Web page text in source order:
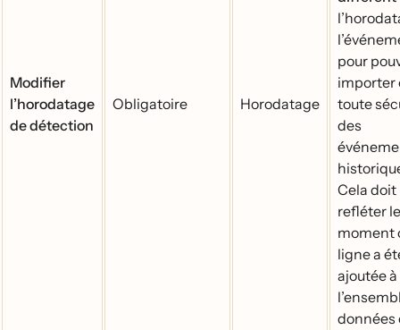
Modifier
l’horodatage
de détection
Obligatoire Horodatage
pour
importer
toute
des
Cela doit
refléter le
moment
ligne a
ajoutée à
données